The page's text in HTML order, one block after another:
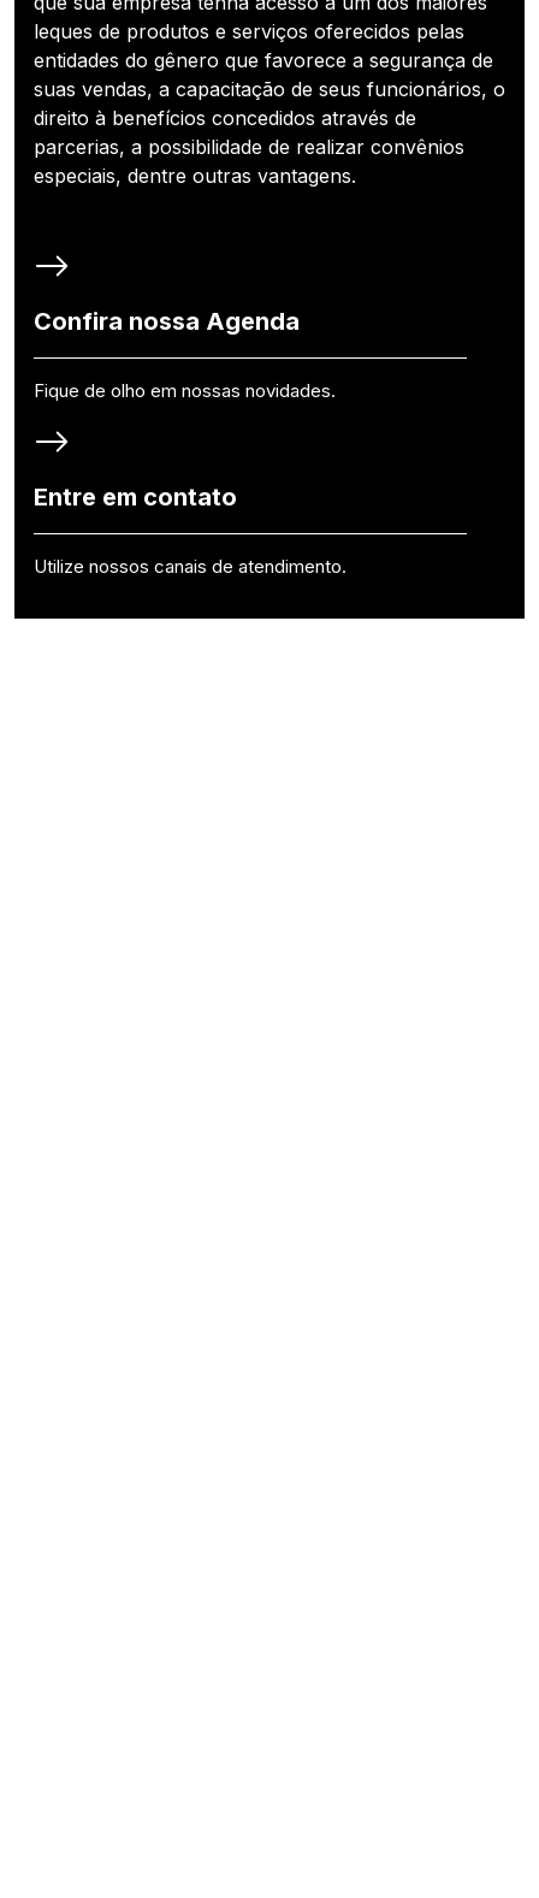
leques de produtos e serviços oferecidos pelas
entidades do gênero que favorece a segurança de
suas vendas, a capacitação de seus funcionários, o
direito à benefícios concedidos através de
parcerias, a possibilidade de realizar convênios
especiais, dentre outras vantagens.
Confira nossa Agenda
Fique de olho em nossas novidades.
Entre em contato
Utilize nossos canais de atendimento.